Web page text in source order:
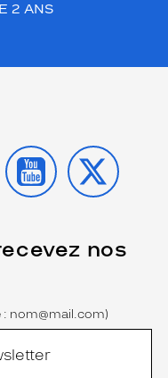
2 ANS
YOUTUBE
X
nos
: nom@mail.com)